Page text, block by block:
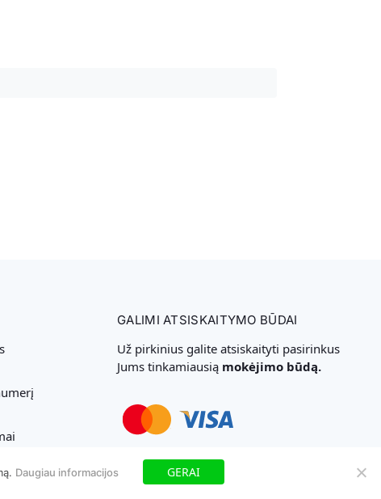
GALIMI ATSISKAITYMO BŪDAI
Už pirkinius galite atsiskaityti pasirinkus
Jums tinkamiausią mokėjimo būdą.
Svetainių Kūrimas
Daugiau informacijos GERAI